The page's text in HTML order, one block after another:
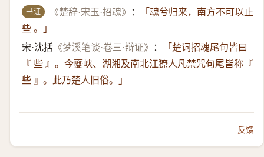
书证 《楚辞·宋玉·招魂》 ：
「魂兮归来，南方不可以止
些 。」
宋·沈括 《梦溪笔谈·卷三·辩证》 ：
「楚词招魂尾句皆曰
『 些 』。今夔峡、湖湘及南北江獠人凡禁咒句尾皆称『
些 』。此乃楚人旧俗。」
反馈